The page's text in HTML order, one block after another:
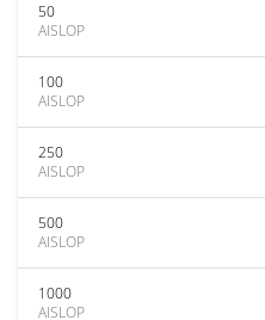
50
AISLOP
100
AISLOP
250
AISLOP
500
AISLOP
1000
AISLOP